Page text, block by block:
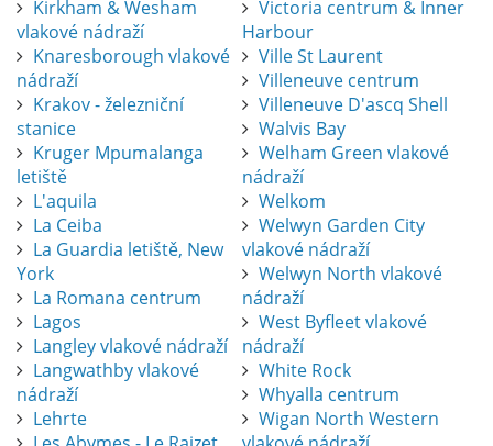
Kirkham & Wesham
vlakové nádraží
Knaresborough vlakové
nádraží
Krakov - železniční
stanice
Kruger Mpumalanga
letiště
L'aquila
La Ceiba
La Guardia letiště, New
York
La Romana centrum
Lagos
Langley vlakové nádraží
Langwathby vlakové
nádraží
Lehrte
Victoria centrum & Inner
Harbour
Ville St Laurent
Villeneuve centrum
Villeneuve D'ascq Shell
Walvis Bay
Welham Green vlakové
nádraží
Welkom
Welwyn Garden City
vlakové nádraží
Welwyn North vlakové
nádraží
West Byfleet vlakové
nádraží
White Rock
Whyalla centrum
Wigan North Western